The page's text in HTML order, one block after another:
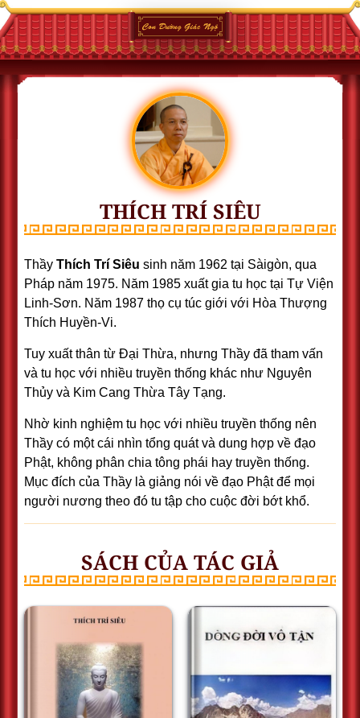
THÍCH TRÍ SIÊU
Thầy Thích Trí Siêu sinh năm 1962 tại Sàigòn, qua
Pháp năm 1975. Năm 1985 xuất gia tu học tại Tự Viện
Linh-Sơn. Năm 1987 thọ cụ túc giới với Hòa Thượng
Thích Huyền-Vi.
Tuy xuất thân từ Ðại Thừa, nhưng Thầy đã tham vấn
và tu học với nhiều truyền thống khác như Nguyên
Thủy và Kim Cang Thừa Tây Tạng.
Nhờ kinh nghiệm tu học với nhiều truyền thống nên
Thầy có một cái nhìn tổng quát và dung hợp về đạo
Phật, không phân chia tông phái hay truyền thống.
Mục đích của Thầy là giảng nói về đạo Phật để mọi
người nương theo đó tu tập cho cuộc đời bớt khổ.
SÁCH CỦA TÁC GIẢ